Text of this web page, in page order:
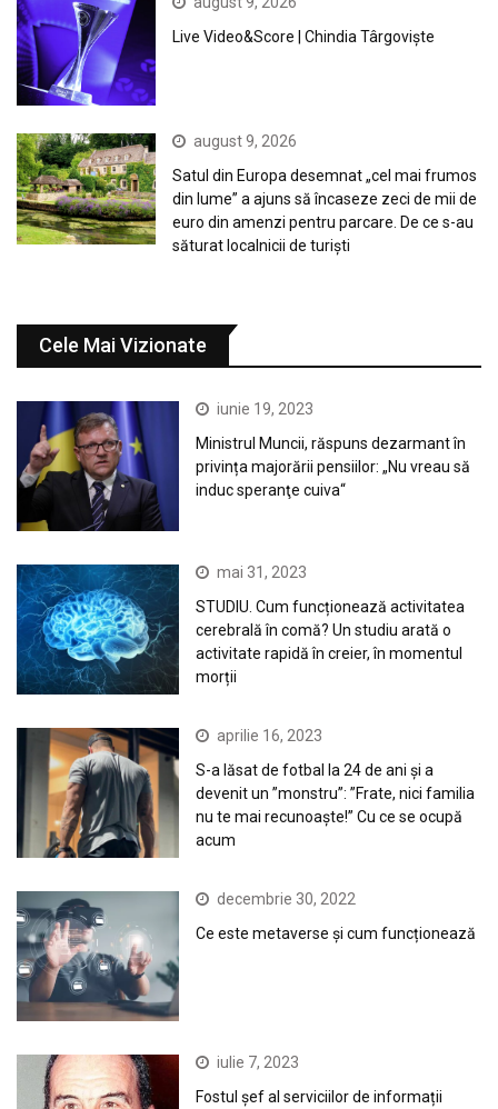
Live Video&Score | Chindia Târgoviște
august 9, 2026
Satul din Europa desemnat „cel mai frumos
din lume” a ajuns să încaseze zeci de mii de
euro din amenzi pentru parcare. De ce s-au
săturat localnicii de turiști
Cele Mai Vizionate
iunie 19, 2023
Ministrul Muncii, răspuns dezarmant în
privința majorării pensiilor: „Nu vreau să
induc speranţe cuiva“
mai 31, 2023
STUDIU. Cum funcționează activitatea
cerebrală în comă? Un studiu arată o
activitate rapidă în creier, în momentul
morții
aprilie 16, 2023
S-a lăsat de fotbal la 24 de ani și a
devenit un ”monstru”: ”Frate, nici familia
nu te mai recunoaște!” Cu ce se ocupă
acum
decembrie 30, 2022
Ce este metaverse și cum funcționează
iulie 7, 2023
Fostul șef al serviciilor de informații